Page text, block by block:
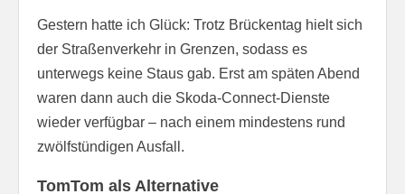
Gestern hatte ich Glück: Trotz Brückentag hielt sich
der Straßenverkehr in Grenzen, sodass es
unterwegs keine Staus gab. Erst am späten Abend
waren dann auch die Skoda-Connect-Dienste
wieder verfügbar – nach einem mindestens rund
zwölfstündigen Ausfall.
TomTom als Alternative